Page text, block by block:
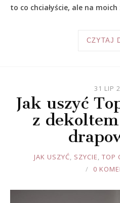
to co chciałyście, ale na moich
CZYTAJ
31 LIP
Jak uszyć
z
JOULE
JAK USZYĆ, SZYCIE, TOP
0